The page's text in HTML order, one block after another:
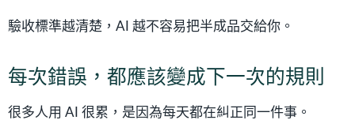
驗收標準越清楚，AI 越不容易把半成品交給你。
每次錯誤，都應該變成下一次的規則
很多人用 AI 很累，是因為每天都在糾正同一件事。